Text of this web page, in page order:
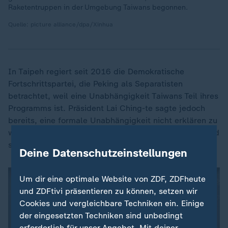
Raketentruppen in der Umgebung Taiwans begonnen.
In Taipeh regiert seit 2016 die Demokratische
Fortschrittspartei, die Peking als Separatisten
betrachtet, weil eine Unabhängigkeit Taiwans Teil ihres
Programms ist. Präsident Lai Ching-te sagte jedoch
bereits, eine formale Unabhängigkeit nicht erklären zu
wollen, da der Inselstaat schon ein unabhängiges Land
sei.
Deine Datenschutzeinstellungen
Um dir eine optimale Website von ZDF, ZDFheute
und ZDFtivi präsentieren zu können, setzen wir
Cookies und vergleichbare Techniken ein. Einige
der eingesetzten Techniken sind unbedingt